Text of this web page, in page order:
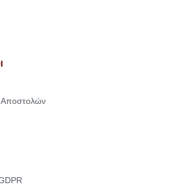
Αποστολών